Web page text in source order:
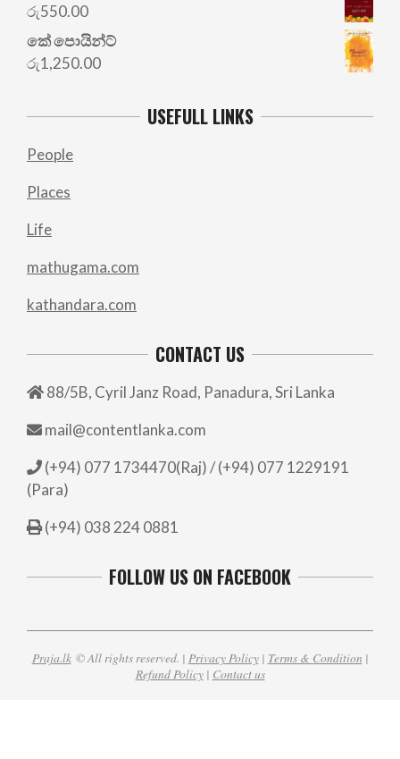
රු550.00
කේ පොයින්ට්
රු1,250.00
USEFULL LINKS
People
Places
Life
mathugama.com
kathandara.com
CONTACT US
88/5B, Cyril Janz Road, Panadura, Sri Lanka
mail@contentlanka.com
(+94) 077 1734470(Raj) / (+94) 077 1229191
(Para)
(+94) 038 224 0881
FOLLOW US ON FACEBOOK
Praja.lk© All rights reserved. | Privacy Policy| Terms & Condition |
Refund Policy| Contact us